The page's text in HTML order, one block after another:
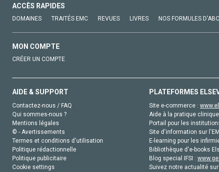
ACCÈS RAPIDES
DOMAINES TRAITÉS EMC REVUES LIVRES NOS FORMULES
MON COMPTE
CRÉER UN COMPTE
AIDE & SUPPORT
Contactez-nous / FAQ
Qui sommes-nous ?
Mentions légales
© - Avertissements
Termes et conditions d'utilisation
Politique rédactionnelle
Politique publicitaire
Cookie settings
PLATEFORMES
Site e-commerce :
Aide à la pratique
Portail pour les
Site d'information sur
E-learning pour les
Bibliothèque d'e-books
Blog special IFSI :
Suivez notre actualité